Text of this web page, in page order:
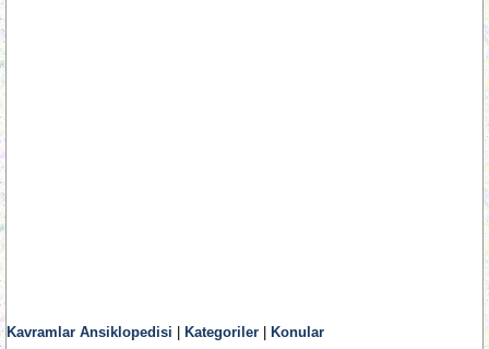
Kavramlar Ansiklopedisi Kategoriler Konular